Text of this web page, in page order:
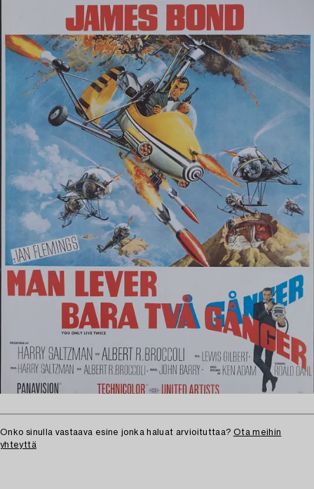
Onko sinulla vastaava esine jonka haluat arvioituttaa? Ota meihin
yhteyttä